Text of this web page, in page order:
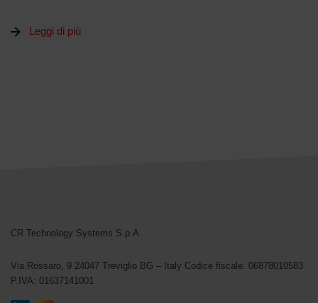
Leggi di più
CR Technology Systems S.p.A.
Via Rossaro, 9 24047 Treviglio BG – Italy Codice fiscale: 06878010583
P.IVA: 01637141001